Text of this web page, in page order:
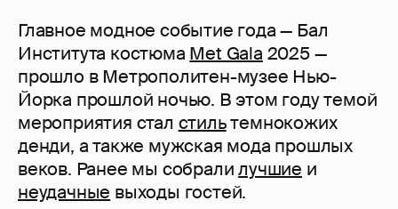
Главное модное событие года — Бал
Института костюма Met Gala 2025 —
прошло в Метрополитен-музее Нью-
Йорка прошлой ночью. В этом году темой
мероприятия стал стильтемнокожих
денди, а также мужская мода прошлых
веков. Ранее мы собралилучшие и
неудачные выходы гостей.